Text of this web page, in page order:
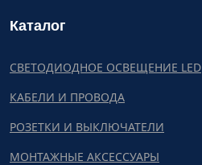
Каталог
СВЕТОДИОДНОЕ ОСВЕЩЕНИЕ LED
КАБЕЛИ И ПРОВОДА
РОЗЕТКИ И ВЫКЛЮЧАТЕЛИ
МОНТАЖНЫЕ АКСЕССУАРЫ